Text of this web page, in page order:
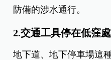
防備的涉水通行。
2.交通工具停在低窪處
地下道、地下停車場這